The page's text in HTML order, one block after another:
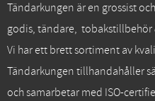
Tändarkungen är en grossist
godis, tändare, tobakstillbehör
Vi har ett brett sortiment av
Tändarkungen tillhandahåller
och samarbetar med ISO-